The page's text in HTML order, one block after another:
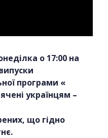
о 17:00 на
програми «
українцям –
що гідно